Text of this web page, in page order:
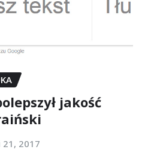
jakość
21, 2017